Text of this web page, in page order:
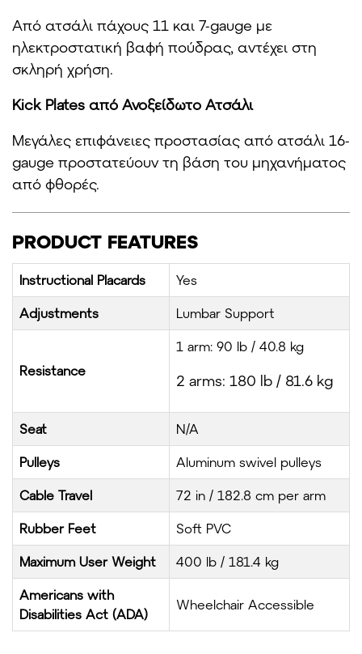
Από ατσάλι πάχους 11 και 7-gauge με
ηλεκτροστατική βαφή πούδρας, αντέχει στη
σκληρή χρήση.
Kick Plates από Ανοξείδωτο Ατσάλι
Μεγάλες επιφάνειες προστασίας από ατσάλι 16-
gauge προστατεύουν τη βάση του μηχανήματος
από φθορές.
PRODUCT FEATURES
Instructional Placards Yes
Adjustments Lumbar Support
Resistance
1 arm: 90 lb / 40.8 kg
2 arms: 180 lb / 81.6 kg
Seat N/A
Pulleys Aluminum swivel pulleys
Cable Travel 72 in / 182.8 cm per arm
Rubber Feet Soft PVC
Maximum User Weight 400 lb / 181.4 kg
Americans with
Disabilities Act (ADA)
Wheelchair Accessible